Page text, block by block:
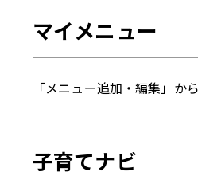
マイメニュー
「メニュー追加・編集」か
子育てナビ